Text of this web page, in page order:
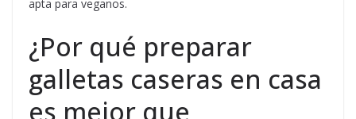
apta para veganos.
¿Por qué preparar
galletas caseras en casa
es mejor que